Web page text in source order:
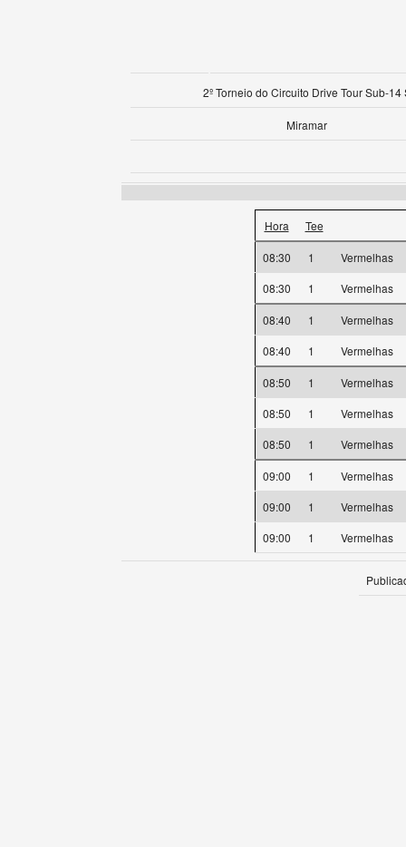
2º Torneio do Circuito Drive Tour Sub-14
Miramar
Hora Tee
08:30 1
Vermelhas
08:30
1 Vermelhas
08:40 1
Vermelhas
08:40
1 Vermelhas
08:50 1
Vermelhas
08:50
1
Vermelhas
08:50
1 Vermelhas
09:00 1
Vermelhas
09:00
1
Vermelhas
09:00
1 Vermelhas